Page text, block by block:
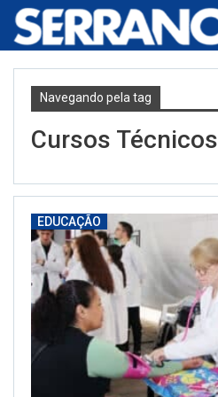
Navegando pela tag
Cursos Técnicos
EDUCAÇÃO